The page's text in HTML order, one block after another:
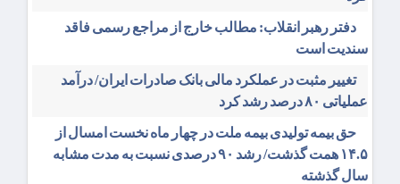
دفتر رهبر انقلاب: مطالب خارج از مراجع رسمی فاقد
سندیت است
تغییر مثبت در عملکرد مالی بانک صادرات ایران/ درآمد
عملیاتی ۸۰ درصد رشد کرد
حق بیمه تولیدی بیمه ملت در چهار ماه نخست امسال از
۱۴.۵ همت گذشت/ رشد ۹۰ درصدی نسبت به مدت مشابه
سال گذشته